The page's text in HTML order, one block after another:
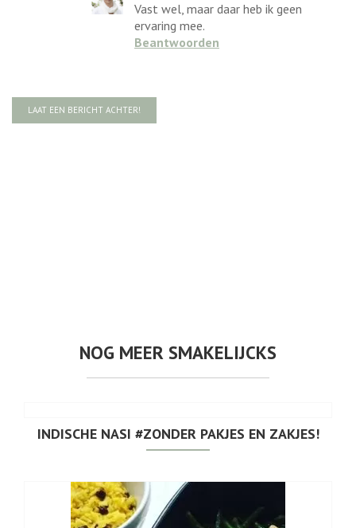
Vast wel, maar daar heb ik geen
ervaring mee.
Beantwoorden
LAAT EEN BERICHT ACHTER!
NOG MEER SMAKELIJCKS
INDISCHE NASI #ZONDER PAKJES EN ZAKJES!